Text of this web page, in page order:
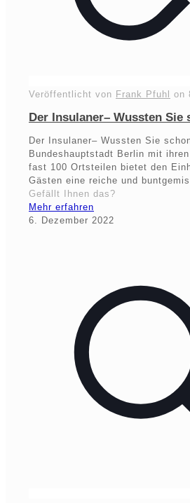
Veröffentlicht von Frank Pfuhl on
Der Insulaner– Wussten Sie
Der Insulaner– Wussten Sie
Bundeshauptstadt Berlin mit
fast 100 Ortsteilen bietet den
Gästen eine reiche und
Gefällt Ihnen das?
Mehr erfahren
6. Dezember 2022